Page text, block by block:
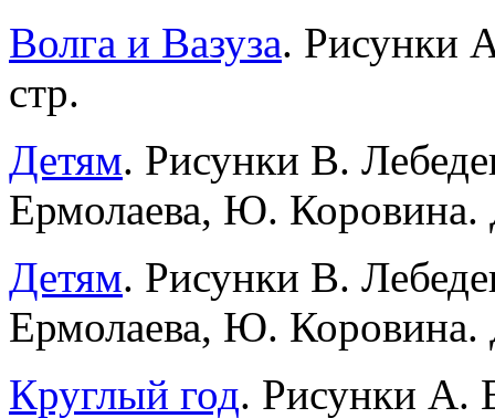
Волга и Вазуза. Рисунки
стр.
Детям. Рисунки В.
Ермолаева, Ю. Коровина.
Детям. Рисунки В.
Ермолаева, Ю. Коровина.
Круглый год. Рисунки А.